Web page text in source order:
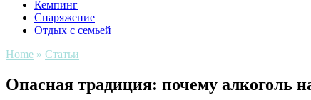
Кемпинг
Снаряжение
Отдых с семьей
Home » Статьи
Опасная традиция: почему алкоголь